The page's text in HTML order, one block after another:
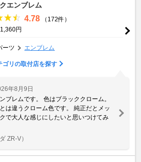
エンブレム
4.78
（172件）
円
ーツ エンブレム
ゴリの取付店を探す
年8月9日
ブレムです。 色はブラッククローム。
は違うクローム色です。 純正だとメッ
で大人な感じにしたいと思いつけてみ
ZR-V）